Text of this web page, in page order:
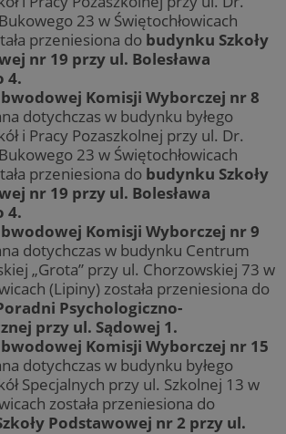
23 w Świętochłowicach
przeniesiona do budynku Szkoły
nr 19 przy ul. Bolesława
4.
Komisji Wyborczej nr 8
dotychczas w budynku byłego
i Pracy Pozaszkolnej przy ul. Dr.
23 w Świętochłowicach
przeniesiona do budynku Szkoły
nr 19 przy ul. Bolesława
4.
Komisji Wyborczej nr 9
dotychczas w budynku Centrum
„Grota” przy ul. Chorzowskiej 73 w
(Lipiny) została przeniesiona do
Psychologiczno-
przy ul. Sądowej 1.
Komisji Wyborczej nr 15
dotychczas w budynku byłego
Specjalnych przy ul. Szkolnej 13 w
została przeniesiona do
Podstawowej nr 2 przy ul.